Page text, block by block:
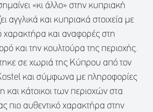
«κι άλλο» στην κυπριακή
αγγλικά και κυπριακά στοιχεία με
χαρακτήρα και αναφορές στη
και την κουλτούρα της περιοχής.
σε χωριά της Κύπρου από τον
και σύμφωνα με πληροφορίες
και κάτοικοι των περιοχών στα
πιο αυθεντικό χαρακτήρα στην